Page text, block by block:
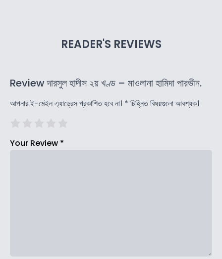
READER'S REVIEWS
Review দারসুল হাদীস ২য় খণ্ড – মাওলানা হামিদা পারভীন.
আপনার ই-মেইল এ্যাড্রেস প্রকাশিত হবে না। * চিহ্নিত বিষয়গুলো আবশ্যক।
Your Review *